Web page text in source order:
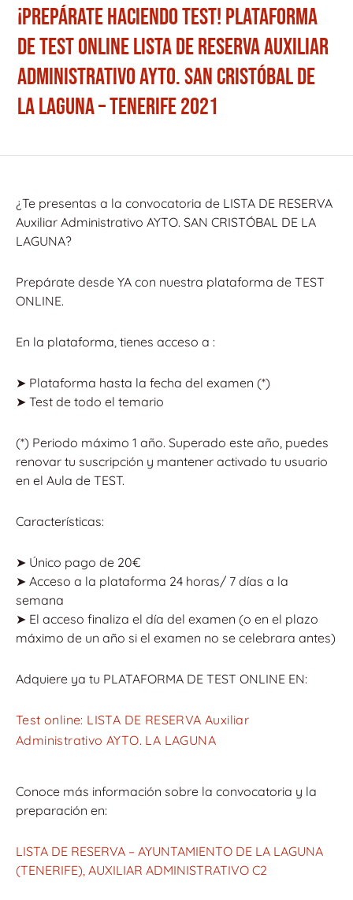
¡PREPÁRATE HACIENDO TEST! PLATAFORMA
DE TEST ONLINE LISTA DE RESERVA AUXILIAR
ADMINISTRATIVO AYTO. SAN CRISTÓBAL DE
LA LAGUNA – TENERIFE 2021
¿Te presentas a la convocatoria de LISTA DE RESERVA
Auxiliar Administrativo AYTO. SAN CRISTÓBAL DE LA
LAGUNA?
Prepárate desde YA con nuestra plataforma de TEST
ONLINE.
En la plataforma, tienes acceso a :
➤ Plataforma hasta la fecha del examen (*)
➤ Test de todo el temario
(*) Periodo máximo 1 año. Superado este año, puedes
renovar tu suscripción y mantener activado tu usuario
en el Aula de TEST.
Características:
➤ Único pago de 20€
➤ Acceso a la plataforma 24 horas/ 7 días a la
semana
➤ El acceso finaliza el día del examen (o en el plazo
máximo de un año si el examen no se celebrara antes)
Adquiere ya tu PLATAFORMA DE TEST ONLINE EN:
Test online: LISTA DE RESERVA Auxiliar
Administrativo AYTO. LA LAGUNA
Conoce más información sobre la convocatoria y la
preparación en:
LISTA DE RESERVA – AYUNTAMIENTO DE LA LAGUNA
(TENERIFE), AUXILIAR ADMINISTRATIVO C2